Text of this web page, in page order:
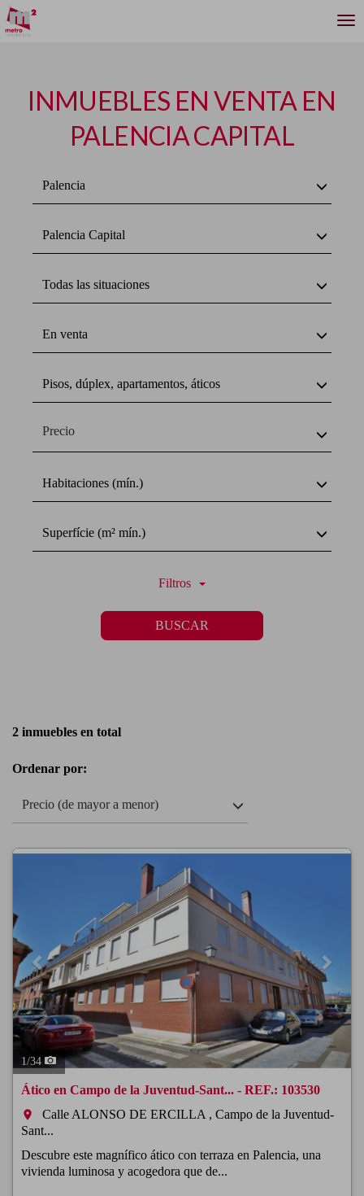
INMUEBLES EN VENTA EN
PALENCIA CAPITAL
Palencia
Palencia Capital
Todas las situaciones
En venta
Pisos, dúplex, apartamentos, áticos
Precio
Habitaciones (mín.)
Superfície (m² mín.)
Filtros
BUSCAR
2 inmuebles en total
Ordenar por:
Precio (de mayor a menor)
Previous Next
1/34
Ático en Campo de la Juventud-Sant... - REF.: 103530
room
Calle ALONSO DE ERCILLA , Campo de la Juventud-
Sant...
Descubre este magnífico ático con terraza en Palencia, una
vivienda luminosa y acogedora que de...